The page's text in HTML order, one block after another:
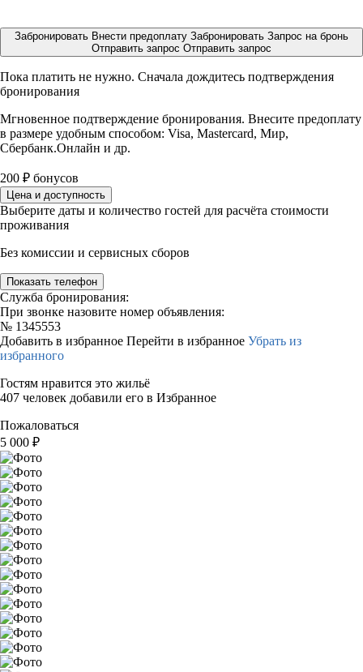
Забронировать Внести предоплату Забронировать Запрос на бронь
Отправить запрос Отправить запрос
Пока платить не нужно. Сначала дождитесь подтверждения
бронирования
Мгновенное подтверждение бронирования. Внесите предоплату
в размере удобным способом: Visa, Mastercard, Мир,
Сбербанк.Онлайн и др.
200 ₽ бонусов
Цена и доступность
Выберите даты и количество гостей для расчёта стоимости
проживания
Без комиссии и сервисных сборов
Показать телефон
Служба бронирования:
При звонке назовите номер объявления:
№ 1345553
Добавить в избранное Перейти в избранное Убрать из
избранного
Гостям нравится это жильё
407 человек добавили его в Избранное
Пожаловаться
5 000 ₽